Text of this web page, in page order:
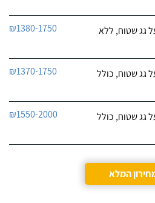
120 ליטר, על גג שטוח, ללא
₪1380-1750
120 ליטר, על גג שטוח, כולל
₪1370-1750
150 ליטר, על גג שטוח, כולל
₪1550-2000
המלא